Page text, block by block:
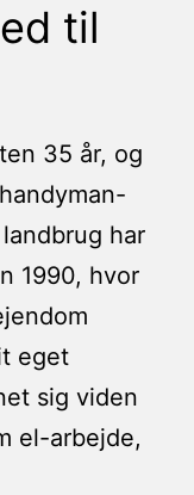
til
35 år, og
har
1990, hvor
eget
sig viden
el-arbejde,